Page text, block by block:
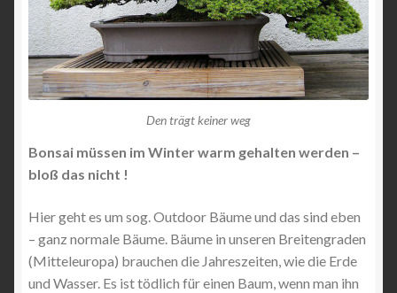
Den trägt keiner weg
Bonsai müssen im Winter warm gehalten werden –
bloß das nicht !
Hier geht es um sog. Outdoor Bäume und das sind eben
– ganz normale Bäume. Bäume in unseren Breitengraden
(Mitteleuropa) brauchen die Jahreszeiten, wie die Erde
und Wasser. Es ist tödlich für einen Baum, wenn man ihn